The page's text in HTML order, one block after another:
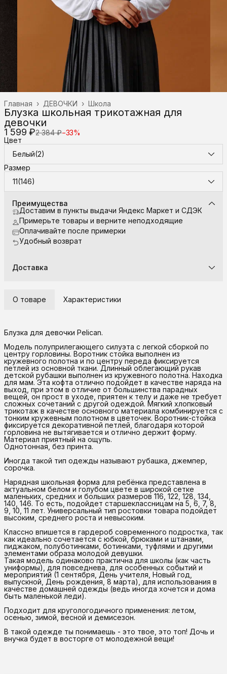
Школа
ДЕВОЧКИ ›
Главная ›
Блузка школьная трикотажная для
девочки
1 599 ₽2 384 ₽−33%
Цвет
Белый(2)
Размер
11(146)
Преимущества
Доставим в пункты выдачи Яндекс Маркет и СДЭК
Примерьте товары и верните неподходящие
Оплачивайте после примерки
Удобный возврат
Доставка
О товаре Характеристики
Блузка для девочки Pelican.
Модель полуприлегающего силуэта с легкой сборкой по
центру горловины. Воротник стойка выполнен из
кружевного полотна и по центру переда фиксируется
петлей из основной ткани. Длинный облегающий рукав
детской рубашки выполнен из кружевного полотна. Находка
для мам. Эта кофта отлично подойдет в качестве наряда на
выход, при этом в отличие от большинства парадных
вещей, он прост в уходе, приятен к телу и даже не требует
сложных сочетаний с другой одеждой. Мягкий хлопковый
трикотаж в качестве основного материала комбинируется с
тонким кружевным полотном в цветочек. Воротник-стойка
фиксируется декоративной петлей, благодаря которой
горловина не вытягивается и отлично держит форму.
Материал приятный на ощупь.
Однотонная, без принта.
Иногда такой тип одежды называют рубашка, джемпер,
сорочка.
Нарядная школьная форма для ребёнка представлена в
актуальном белом и голубом цвете в широкой сетке
маленьких, средних и больших размеров 116, 122, 128, 134,
140, 146. То есть, подойдет старшеклассницам на 5, 6, 7, 8,
9, 10, 11 лет. Универсальный тип ростовки товара подойдет
высоким, среднего роста и невысоким.
Классно впишется в гардероб современного подростка, так
как идеально сочетается с юбкой, брюками и штанами,
пиджаком, полуботинками, ботинками, туфлями и другими
элементами образа молодой девушки.
Такая модель одинаково практична для школы (как часть
униформы), для повседнева, для особенных событий и
мероприятий (1 сентября, День учителя, Новый год,
выпускной, День рождения, 8 марта), для использования в
качестве домашней одежды (ведь иногда хочется и дома
быть маленькой леди).
Подходит для кругологодичного применения: летом,
осенью, зимой, весной и демисезон.
В такой одежде ты понимаешь - это твое, это топ! Дочь и
внучка будет в восторге от молодежной вещи!